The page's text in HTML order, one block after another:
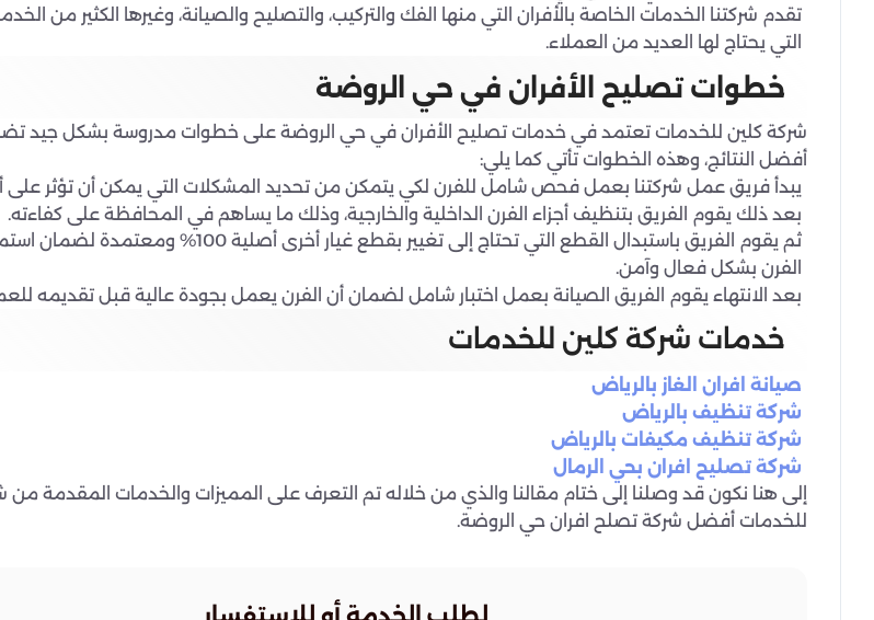
تقدم شركتنا الخدمات الخاصة بالأفران التي منها الفك والتركيب، والتصليح والصيانة، وغيرها الكثير من
التي يحتاج لها العديد من العملاء.
خطوات تصليح الأفران في حي الروضة
شركة كلين للخدمات تعتمد في خدمات تصليح الأفران في حي الروضة على خطوات مدروسة بشكل جيد
أفضل النتائج، وهذه الخطوات تأتي كما يلي:
يبدأ فريق عمل شركتنا بعمل فحص شامل للفرن لكي يتمكن من تحديد المشكلات التي يمكن أن تؤثر على
بعد ذلك يقوم الفريق بتنظيف أجزاء الفرن الداخلية والخارجية، وذلك ما يساهم في المحافظة على كفاءته.
ثم يقوم الفريق باستبدال القطع التي تحتاج إلى تغيير بقطع غيار أخرى أصلية
الفرن بشكل فعال وآمن.
بعد الانتهاء يقوم الفريق الصيانة بعمل اختبار شامل لضمان أن الفرن يعمل بجودة عالية قبل تقديمه
خدمات شركة كلين للخدمات
صيانة افران الغاز بالرياض
شركة تنظيف بالرياض
شركة تنظيف مكيفات بالرياض
شركة تصليح افران بحي الرمال
إلى هنا نكون قد وصلنا إلى ختام مقالنا والذي من خلاله تم التعرف على المميزات والخدمات المقدمة من
للخدمات أفضل شركة تصلح افران حي الروضة.